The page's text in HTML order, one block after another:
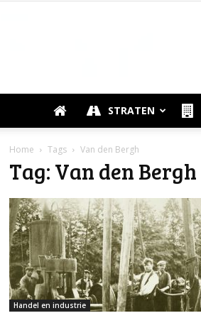
STRATEN
Home Tags Van den Bergh
Tag: Van den Bergh
Handel en industrie